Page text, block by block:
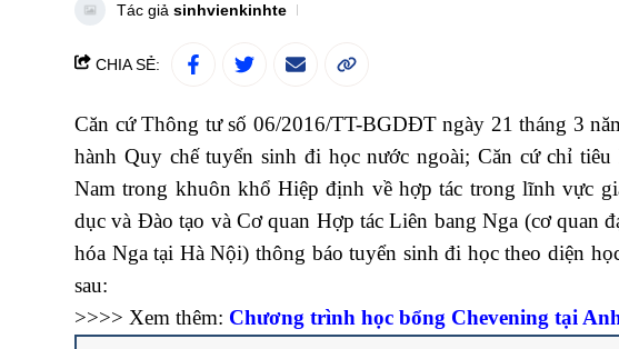
Tác giả sinhvienkinhte
CHIA SẺ:
Căn cứ Thông tư số 06/2016/TT-BGDĐT ngày 21 tháng 3
hành Quy chế tuyển sinh đi học nước ngoài; Căn cứ chỉ
Nam trong khuôn khổ Hiệp định về hợp tác trong lĩnh vực
dục và Đào tạo và Cơ quan Hợp tác Liên bang Nga (cơ quan
hóa Nga tại Hà Nội) thông báo tuyển sinh đi học theo diện
sau:
>>>> Xem thêm: Chương trình học bổng Chevening tại